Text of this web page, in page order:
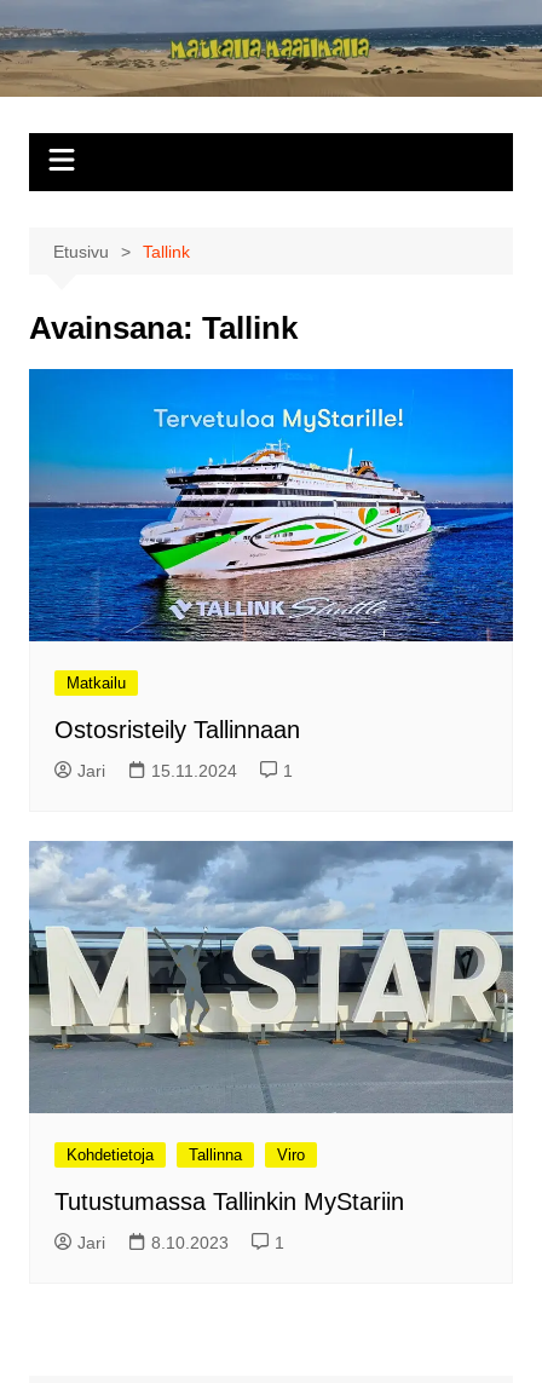
sisältöön
Matkalla
maailmalla
Etusivu Tallink
Avainsana: Tallink
Matkailu
Ostosristeily Tallinnaan
Jari 15.11.2024 1
Kohdetietoja Tallinna Viro
Tutustumassa Tallinkin MyStariin
Jari 8.10.2023 1